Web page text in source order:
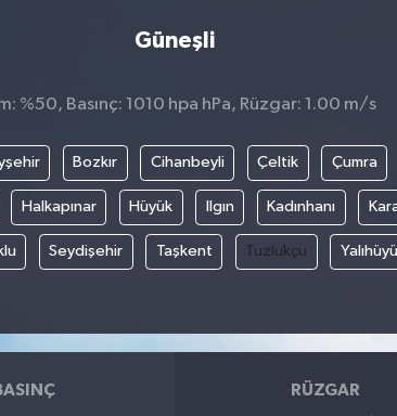
Güneşli
%50, Basınç: 1010 hpa hPa, Rüzgar: 1.00 m/s
Bozkır Cihanbeyli Çeltik Çumra
Halkapınar Hüyük Ilgın Kadınhanı
Seydişehir Taşkent Tuzlukçu
RÜZGAR